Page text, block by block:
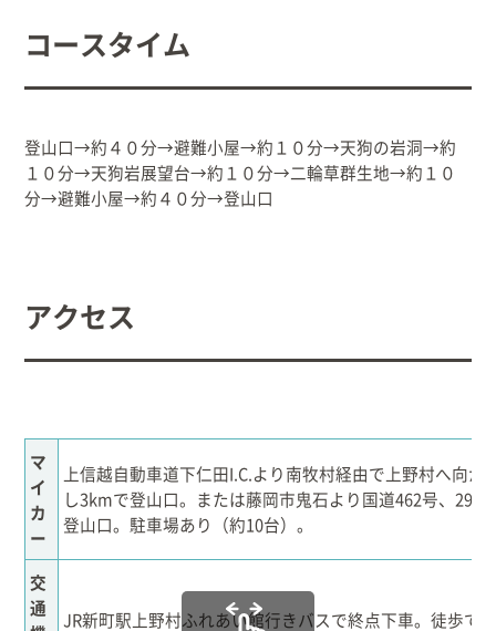
コースタイム
登山口→約４０分→避難小屋→約１０分→天狗の岩洞→約
１０分→天狗岩展望台→約１０分→二輪草群生地→約１０
分→避難小屋→約４０分→登山口
アクセス
マ
イ
カ
ー
上信越自動車道下仁田I.C.より南牧村経由で上野村へ向
し3kmで登山口。または藤岡市鬼石より国道462号、
登山口。駐車場あり（約10台）。
交
通
JR新町駅上野村ふれあい館行きバスで終点下車。徒歩で